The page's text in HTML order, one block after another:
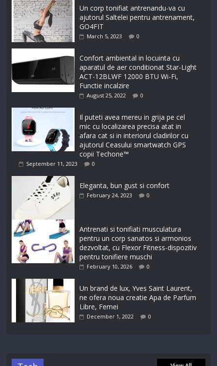
Un corp tonifiat antrenandu-va cu
ajutorul Saltelei pentru antrenament,
GO4FIT
March 5, 2023 0
Confort ambiental in locuinta cu
aparatul de aer conditionat Star-Light
ACT-12BLWF 12000 BTU Wi-Fi,
Functie incalzire
August 25, 2022 0
Il puteti avea mereu in grija pe cel
mic cu localizarea precisa atat in
afara cat si in interiorul cladirilor cu
ajutorul Ceasului smartwatch GPS
copii Techone™
September 11, 2023 0
Eleganta, bun gust si confort
February 24, 2023 0
Antrenati si tonifiati musculatura
pentru un corp sanatos si armonios
dezvoltat, cu Flexor Fitness-dispozitiv
pentru tonifiere muschi
February 10, 2026 0
Un brand de lux, Yves Saint Laurent,
ne ofera noua creatie Apa de Parfum
Libre, Femei
December 1, 2022 0